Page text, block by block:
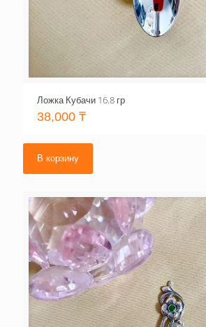
Ложка Кубачи 16.8 гр
38,000 ₸
В корзину